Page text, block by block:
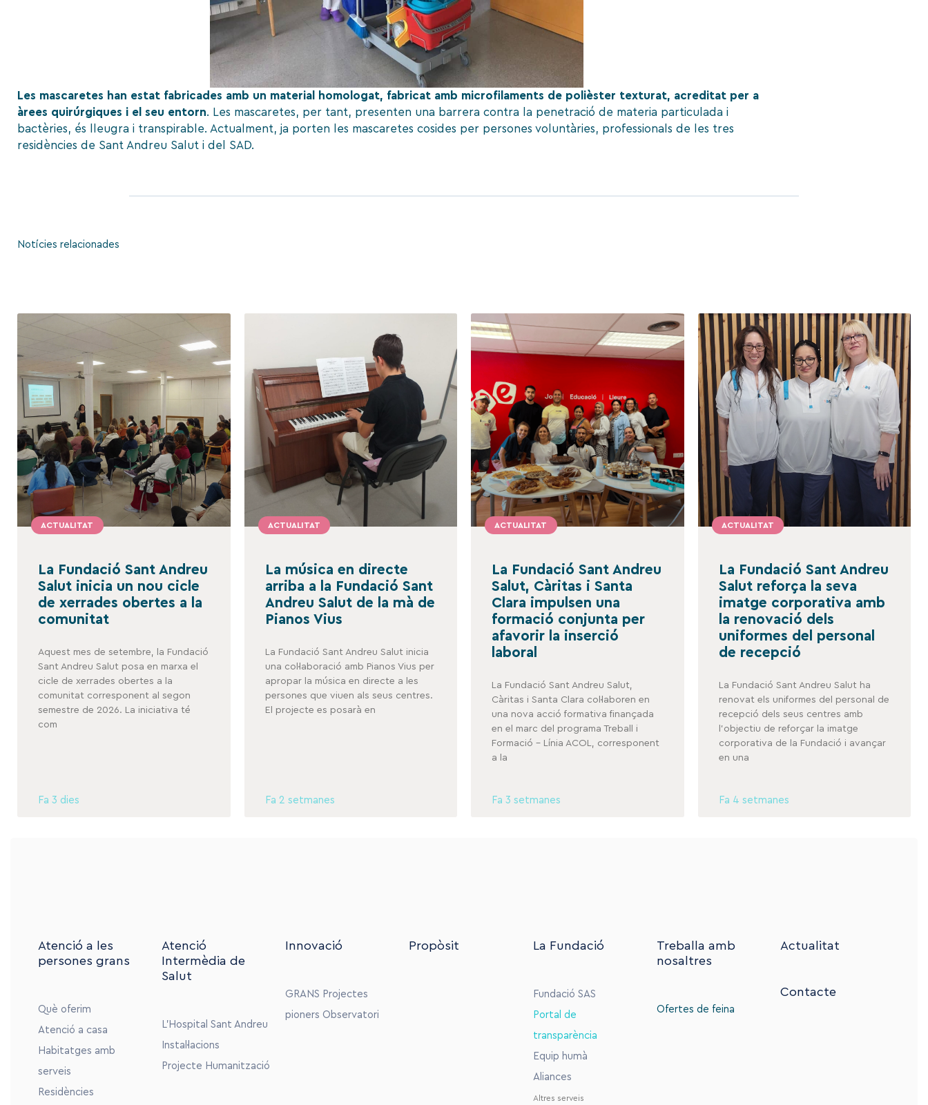
Les mascaretes han estat fabricades amb un material homologat, fabricat amb microfilaments de polièster texturat, acreditat per a
àrees quirúrgiques i el seu entorn. Les mascaretes, per tant, presenten una barrera contra la penetració de materia particulada i
bactèries, és lleugra i transpirable. Actualment, ja porten les mascaretes cosides per persones voluntàries, professionals de les tres
residències de Sant Andreu Salut i del SAD.
Notícies relacionades
ACTUALITAT
La Fundació Sant Andreu
Salut inicia un nou cicle
de xerrades obertes a la
comunitat
Aquest mes de setembre, la Fundació
Sant Andreu Salut posa en marxa el
cicle de xerrades obertes a la
comunitat corresponent al segon
semestre de 2026. La iniciativa té
com
Fa 3 dies
ACTUALITAT
La música en directe
arriba a la Fundació Sant
Andreu Salut de la mà de
Pianos Vius
La Fundació Sant Andreu Salut inicia
una col·laboració amb Pianos Vius per
apropar la música en directe a les
persones que viuen als seus centres.
El projecte es posarà en
Fa 2 setmanes
ACTUALITAT
La Fundació Sant Andreu
Salut, Càritas i Santa
Clara impulsen una
formació conjunta per
afavorir la inserció
laboral
La Fundació Sant Andreu Salut,
Càritas i Santa Clara col·laboren en
una nova acció formativa finançada
en el marc del programa Treball i
Formació – Línia ACOL, corresponent
a la
Fa 3 setmanes
ACTUALITAT
La Fundació Sant Andreu
Salut reforça la seva
imatge corporativa amb
la renovació dels
uniformes del personal
de recepció
La Fundació Sant Andreu Salut ha
renovat els uniformes del personal de
recepció dels seus centres amb
l’objectiu de reforçar la imatge
corporativa de la Fundació i avançar
en una
Fa 4 setmanes
Atenció a les
persones grans
Què oferim
Atenció a casa
Habitatges amb
serveis
Residències
Atenció
Intermèdia de
Salut
L’Hospital Sant Andreu
Instal·lacions
Projecte Humanització
Innovació
GRANS Projectes
pioners Observatori
Propòsit La Fundació
Fundació SAS
Portal de
transparència
Equip humà
Aliances
Altres serveis
Treballa amb
nosaltres
Ofertes de feina
Actualitat
Contacte